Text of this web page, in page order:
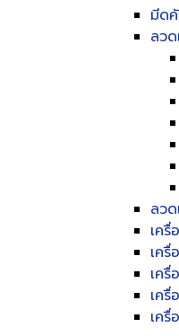
มีด
ลว
ลว
เค
เค
เค
เค
เครื่